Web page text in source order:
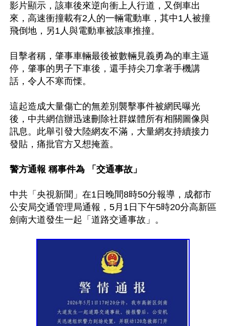
影片顯示，該車後來逆向衝上人行道，又倒車出
來，高速衝撞載有2人的一輛電動車，其中1人被撞
飛倒地，另1人與電動車被該車推撞。
目擊者稱，肇事車輛最後被數輛見義勇為的車主逼
停，肇事的男子下車後，還手持尖刀拿著手機講
話，令人不寒而慄。
這起造成大量傷亡的無差別襲擊事件被網民曝光
後，中共網信辦迅速刪除社群媒體所有相關圖像與
訊息。此舉引發大陸網友不滿，大量網友持續接力
發貼，痛批官方又想掩蓋。
警方通報 稱事件為 「交通事故」
中共「央視新聞」在1日晚間8時50分報導，成都市
公安局交通管理局通報，5月1日下午5時20分高新區
劍南大道發生一起「道路交通事故」。